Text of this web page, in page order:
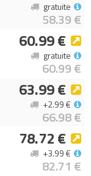
tri-chasseur
du Bad Batch,
V-35, B-
hydroponique,
défense de Hoth,
Offrez ce jeu de
les enfants
peuvent
Wars pour encore
58.39 €
gratuite
60.99 €
60.99 €
gratuite
63.99 €
66.98 €
+2.99 €
78.72 €
82.71 €
+3.99 €